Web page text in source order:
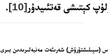
كېتىشى قەتئىيدۇر[10]
.
(سېىلىشتۇرۇش) شەرىئەت مەنبەلىرىدىن بىرى